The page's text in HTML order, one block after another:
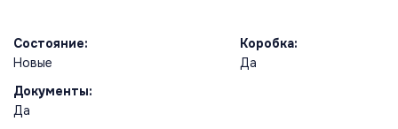
Состояние:
Новые
Коробка:
Да
Документы:
Да